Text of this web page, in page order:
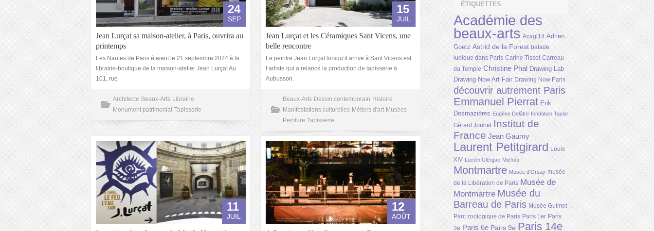
24
SEP
Jean Lurçat sa maison-atelier, à Paris, ouvrira au
printemps
Les Nautes de Paris étaient le 21 septembre 2024 à la
librairie-boutique de la maison-atelier Jean Lurçat Au
101, rue
Architecte Beaux-Arts Librairie
Monument patrimonial Tapisserie
15
JUIL
Jean Lurçat et les Céramiques Sant Vicens, une
belle rencontre
Le peintre Jean Lurçat lorsqu’il arrive à Sant Vicens est
l’artiste qui a relancé la production de tapisserie à
Aubusson.
Beaux-Arts Dessin contemporain Histoire
Manifestations culturelles Métiers d'art Musées
Peinture Tapisserie
11
JUIL
12
AOÛT
ÉTIQUETTES
Académie des
beaux-arts Acagl14 Adrien
Goetz Astrid de la Forest balade
ludique dans Paris Carine Tissot Carreau
du Temple Christine Phal Drawing Lab
Drawing Now Art Fair Drawing Now Paris
découvrir autrement Paris
Emmanuel Pierrat Erik
Desmazières Eugène Delâtre fondation Taylor
Gérard Jouhet Institut de
France Jean Gaumy
Laurent Petitgirard Louis
XIV Lucien Clergue Michou
Montmartre Musée d'Orsay musée
de la Libération de Paris Musée de
Montmartre Musée du
Barreau de Paris Musée Guimet
Parc zoologique de Paris Paris 1er Paris
3e Paris 6e Paris 9e Paris 14e